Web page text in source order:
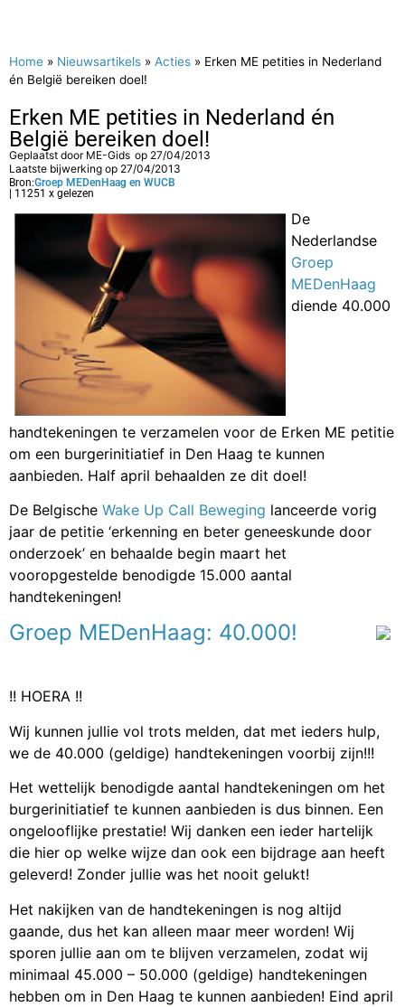
Home » Nieuwsartikels » Acties » Erken ME petities in Nederland
én België bereiken doel!
Erken ME petities in Nederland én
België bereiken doel!
Geplaatst door ME-Gids op 27/04/2013
Laatste bijwerking op 27/04/2013
Bron:Groep MEDenHaag en WUCB
| 11251 x gelezen
De
Nederlandse
Groep
MEDenHaag
diende 40.000
handtekeningen te verzamelen voor de Erken ME petitie
om een burgerinitiatief in Den Haag te kunnen
aanbieden. Half april behaalden ze dit doel!
De Belgische Wake Up Call Beweging lanceerde vorig
jaar de petitie ‘erkenning en beter geneeskunde door
onderzoek’ en behaalde begin maart het
vooropgestelde benodigde 15.000 aantal
handtekeningen!
Groep MEDenHaag: 40.000!
!! HOERA !!
Wij kunnen jullie vol trots melden, dat met ieders hulp,
we de 40.000 (geldige) handtekeningen voorbij zijn!!!
Het wettelijk benodigde aantal handtekeningen om het
burgerinitiatief te kunnen aanbieden is dus binnen. Een
ongelooflijke prestatie! Wij danken een ieder hartelijk
die hier op welke wijze dan ook een bijdrage aan heeft
geleverd! Zonder jullie was het nooit gelukt!
Het nakijken van de handtekeningen is nog altijd
gaande, dus het kan alleen maar meer worden! Wij
sporen jullie aan om te blijven verzamelen, zodat wij
minimaal 45.000 – 50.000 (geldige) handtekeningen
hebben om in Den Haag te kunnen aanbieden! Eind april